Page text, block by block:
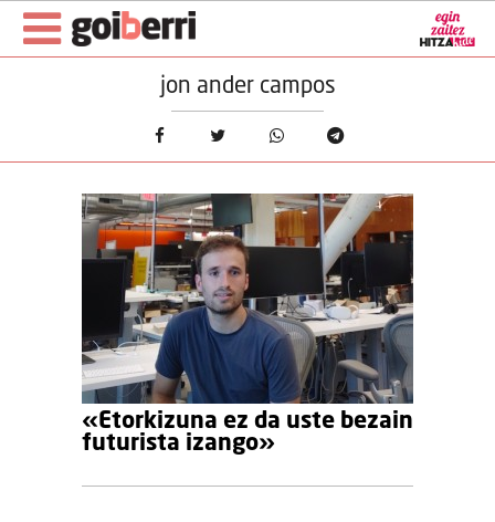
jon ander campos
«Etorkizuna ez da uste bezain
futurista izango»